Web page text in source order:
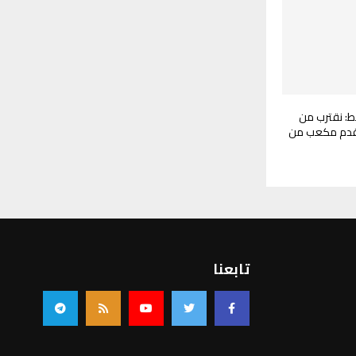
نقترب من
قدم مكعب من
تابعنا